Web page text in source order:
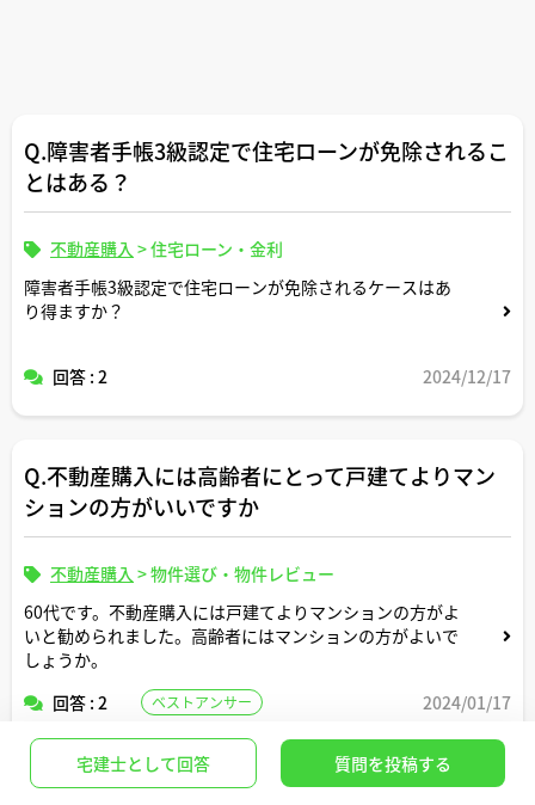
Q.障害者手帳3級認定で住宅ローンが免除されるこ
とはある？
不動産購入 >住宅ローン・金利
障害者手帳3級認定で住宅ローンが免除されるケースはあ
り得ますか？
回答 : 2 2024/12/17
Q.不動産購入には高齢者にとって戸建てよりマン
ションの方がいいですか
不動産購入 >物件選び・物件レビュー
60代です。不動産購入には戸建てよりマンションの方がよ
いと勧められました。高齢者にはマンションの方がよいで
しょうか。
回答 : 2
ベストアンサー 2024/01/17
宅建士として回答 質問を投稿する